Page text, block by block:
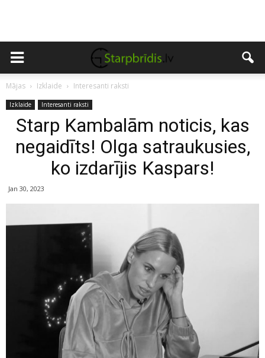
Mājas Izklaide Interesanti raksti
Izklaide Interesanti raksti
Starp Kambalām noticis, kas
negaidīts! Olga satraukusies,
ko izdarījis Kaspars!
Jan 30, 2023